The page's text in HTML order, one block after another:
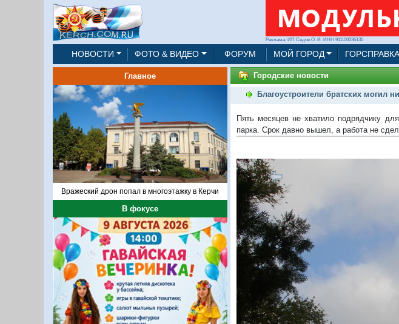
Реклама: ИП Седов О. И. ИНН 911100036130
НОВОСТИ ФОТО & ВИДЕО ФОРУМ МОЙ ГОРОД ГОРСПРАВКА
Главное
Вражеский дрон попал в многоэтажку в Керчи
В фокусе
Городские новости
Благоустроители братских могил
Пять месяцев не хватило подрядчику
парка. Срок давно вышел, а работа не
Предыдущий